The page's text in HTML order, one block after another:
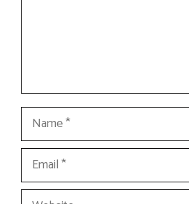
Name
Email
Website